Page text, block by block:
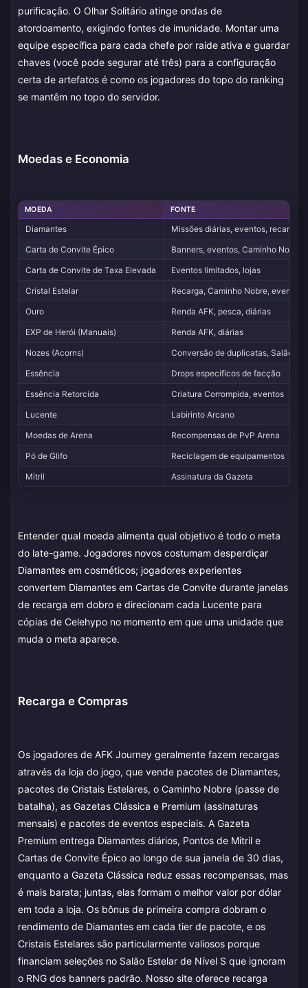
purificação. O Olhar Solitário atinge ondas de
atordoamento, exigindo fontes de imunidade. Montar uma
equipe específica para cada chefe por raide ativa e guardar
chaves (você pode segurar até três) para a configuração
certa de artefatos é como os jogadores do topo do ranking
se mantêm no topo do servidor.
Moedas e Economia
MOEDA FONTE
Diamantes
Missões diárias, eventos, recarga
Carta de Convite Épico
Banners, eventos, Caminho Nobre
Carta de Convite de Taxa Elevada
Eventos limitados, lojas
Cristal Estelar
Recarga, Caminho Nobre, eventos
Ouro
Renda AFK, pesca, diárias
EXP de Herói (Manuais)
Renda AFK, diárias
Nozes (Acorns)
Conversão de duplicatas, Salão
Essência
Drops específicos de facção
Essência Retorcida
Criatura Corrompida, eventos
Lucente
Labirinto Arcano
Moedas de Arena
Recompensas de PvP Arena
Pó de Glifo
Reciclagem de equipamentos
Mitril
Assinatura da Gazeta
Entender qual moeda alimenta qual objetivo é todo o meta
do late-game. Jogadores novos costumam desperdiçar
Diamantes em cosméticos; jogadores experientes
convertem Diamantes em Cartas de Convite durante janelas
de recarga em dobro e direcionam cada Lucente para
cópias de Celehypo no momento em que uma unidade que
muda o meta aparece.
Recarga e Compras
Os jogadores de AFK Journey geralmente fazem recargas
através da loja do jogo, que vende pacotes de Diamantes,
pacotes de Cristais Estelares, o Caminho Nobre (passe de
batalha), as Gazetas Clássica e Premium (assinaturas
mensais) e pacotes de eventos especiais. A Gazeta
Premium entrega Diamantes diários, Pontos de Mitril e
Cartas de Convite Épico ao longo de sua janela de 30 dias,
enquanto a Gazeta Clássica reduz essas recompensas, mas
é mais barata; juntas, elas formam o melhor valor por dólar
em toda a loja. Os bônus de primeira compra dobram o
rendimento de Diamantes em cada tier de pacote, e os
Cristais Estelares são particularmente valiosos porque
financiam seleções no Salão Estelar de Nível S que ignoram
o RNG dos banners padrão. Nosso site oferece recarga